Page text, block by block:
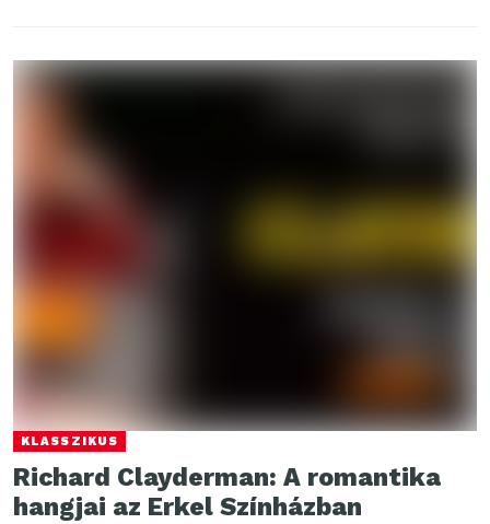
KLASSZIKUS
Richard Clayderman: A romantika
hangjai az Erkel Színházban